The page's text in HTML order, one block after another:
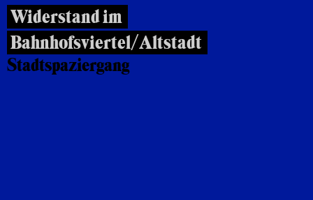
Widerstand im
Bahnhofsviertel/Altstadt
Stadtspaziergang